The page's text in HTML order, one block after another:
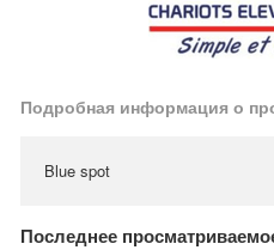
Подробная информация о
Blue spot
Последнее